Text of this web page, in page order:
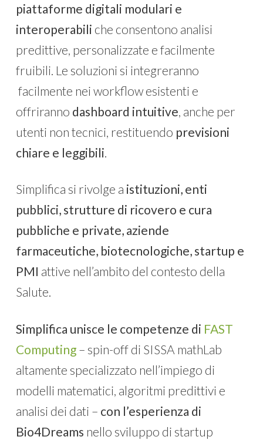
piattaforme digitali modulari e
interoperabili che consentono analisi
predittive, personalizzate e facilmente
fruibili. Le soluzioni si integreranno
facilmente nei workflow esistenti e
offriranno dashboard intuitive , anche per
utenti non tecnici, restituendo previsioni
chiare e leggibili
Simplifica si rivolge a istituzioni, enti
pubblici, strutture di ricovero e cura
pubbliche e private, aziende
farmaceutiche, biotecnologiche, startup e
PMI attive nell’ambito del contesto della
Salute.
Simplifica unisce le competenze di FAST
Computing– spin-off di SISSA mathLab
altamente specializzato nell’impiego di
modelli matematici, algoritmi predittivi e
analisi dei dati – con l’esperienza di
Bio4Dreams nello sviluppo di startup